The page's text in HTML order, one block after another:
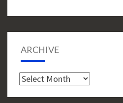
ARCHIVE
Archive